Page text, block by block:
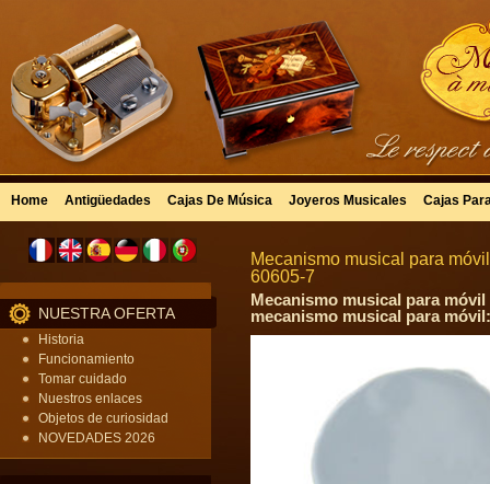
Home Antigüedades Cajas De Música Joyeros Musicales Cajas
NUESTRA OFERTA
Historia
Funcionamiento
Tomar cuidado
Nuestros enlaces
Objetos de curiosidad
NOVEDADES 2026
Mecanismo musical para
60605-7
Mecanismo musical para
mecanismo musical para